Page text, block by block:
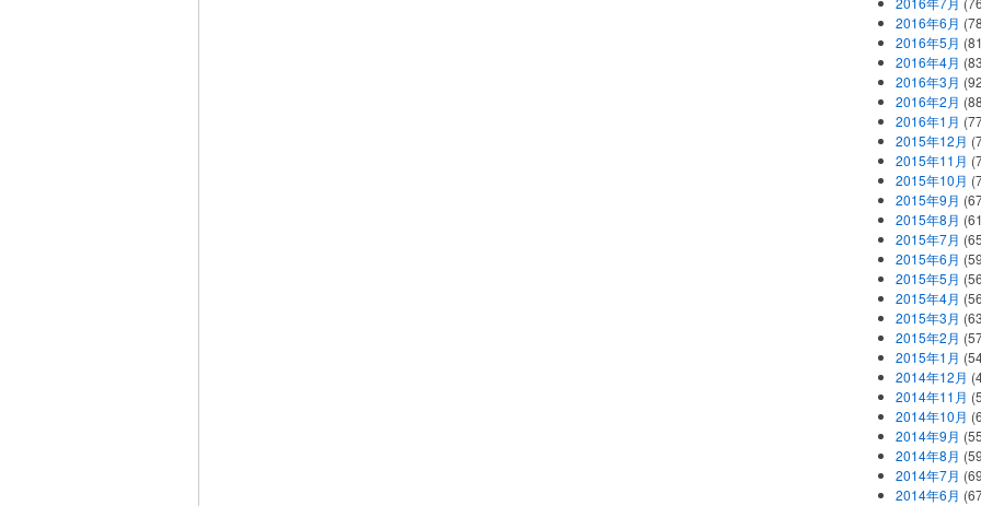
2016年6月
2016年5月
2016年4月
2016年3月
2016年2月
2016年1月
2015年12月
2015年11月
2015年10月
2015年9月
2015年8月
2015年7月
2015年6月
2015年5月
2015年4月
2015年3月
2015年2月
2015年1月
2014年12月
2014年11月
2014年10月
2014年9月
2014年8月
2014年7月
2014年6月